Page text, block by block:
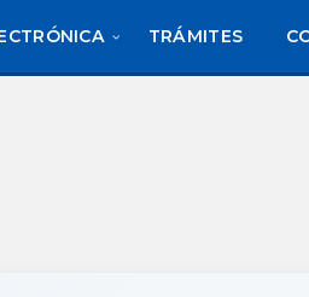
TRÁMITES